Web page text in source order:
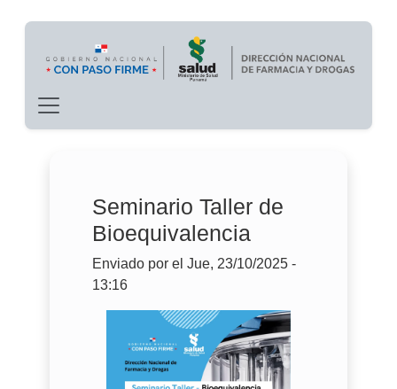
Pasar al contenido principal
Main navigation
Seminario Taller de
Bioequivalencia
Enviado por el Jue, 23/10/2025 -
13:16